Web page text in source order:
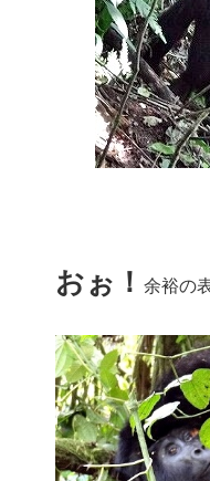
おぉ！ 余裕の